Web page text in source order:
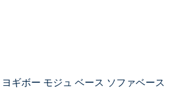
ギボー モジュ ベース ソファベース